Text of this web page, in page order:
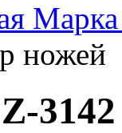
ножей
3142